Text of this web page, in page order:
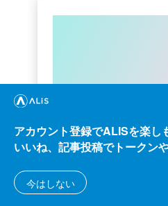
約２年間ブロックチェ－
kaya
2021/10/06
アカウント登録でALISを楽し
いいね、記事投稿でトークン
今はしない